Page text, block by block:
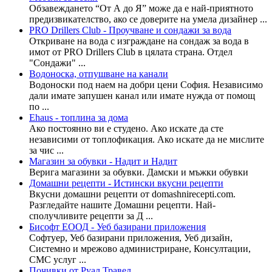
Обзавеждането “От А до Я” може да е най-приятното
предизвикателство, ако се доверите на умела дизайнер ...
PRO Drillers Club - Проучване и сондажи за вода
Откриване на вода с изграждане на сондаж за вода в
имот от PRO Drillers Club в цялата страна. Отдел
"Сондажи" ...
Водоноска, отпушване на канали
Водоноски под наем на добри цени София. Независимо
дали имате запушен канал или имате нужда от помощ
по ...
Ehaus - топлина за дома
Ако постоянно ви е студено. Ако искате да сте
независими от топлофикация. Ако искате да не мислите
за чис ...
Магазин за обувки - Надит и Надит
Верига магазини за обувки. Дамски и мъжки обувки
Домашни рецепти - Истински вкусни рецепти
Вкусни домашни рецепти от domashnirecepti.com.
Разгледайте нашите Домашни рецепти. Най-
сполучливите рецепти за Д ...
Бисофт ЕООД - Уеб базирани приложения
Софтуер, Уеб базирани приложения, Уеб дизайн,
Системно и мрежово администриране, Консултации,
СМС услуг ...